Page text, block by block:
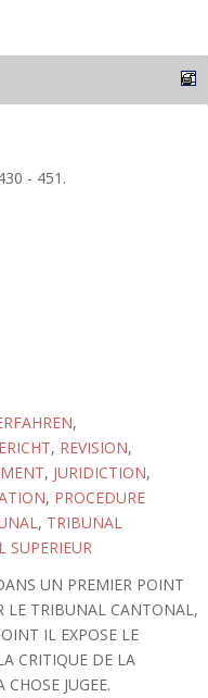
- 451.
,
, REVISION,
, JURIDICTION,
, PROCEDURE
, TRIBUNAL
SUPERIEUR
UN PREMIER POINT
LE TRIBUNAL CANTONAL,
IL EXPOSE LE
CRITIQUE DE LA
JUGEE.